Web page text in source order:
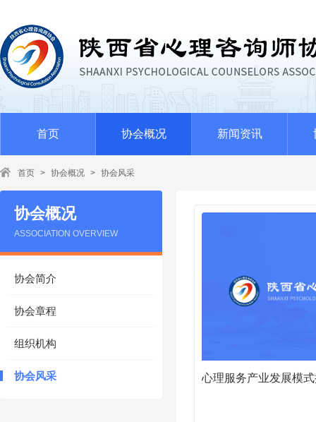
首页 协会概况 新闻资讯
首页 > 协会概况 > 协会风采
协会概况
ASSOCIATION OVERVIEW
协会简介
协会章程
组织机构
协会风采 心理服务产业发展模